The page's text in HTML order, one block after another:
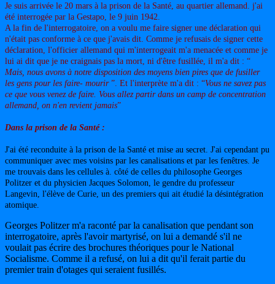
Je suis arrivée le 20 mars à la prison de la Santé, au quartier allemand. j'ai
été interrogée par la Gestapo, le 9 juin 1942.
A la fin de l'interrogatoire, on a voulu me faire signer une déclaration qui
n'était pas conforme à ce que j'avais dit. Comme je refusais de signer cette
déclaration, l'officier allemand qui m'interrogeait m'a menacée et comme je
lui ai dit que je ne craignais pas la mort, ni d'être fusillée, il m'a dit : “
Mais, nous avons à notre disposition des moyens bien pires que de fusiller
les gens pour les faire- mourir ”. Et l'interprète m'a dit : “Vous ne savez pas
ce que vous venez de faire. Vous allez partir dans un camp de concentration
allemand, on n'en revient jamais”
Dans la prison de la Santé :
J'ai été reconduite à la prison de la Santé et mise au secret. J'ai cependant pu
communiquer avec mes voisins par les canalisations et par les fenêtres. Je
me trouvais dans les cellules à. côté de celles du philosophe Georges
Politzer et du physicien Jacques Solomon, le gendre du professeur
Langevin, l'élève de Curie, un des premiers qui ait étudié la désintégration
atomique.
Georges Politzer m'a raconté par la canalisation que pendant son
interrogatoire, après l'avoir martyrisé, on lui a demandé s'il ne
voulait pas écrire des brochures théoriques pour le National
Socialisme. Comme il a refusé, on lui a dit qu'il ferait partie du
premier train d'otages qui seraient fusillés.